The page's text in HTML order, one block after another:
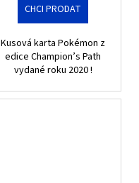
CHCI PRODAT
Kusová karta Pokémon z
edice Champion’s Path
vydané roku 2020 !